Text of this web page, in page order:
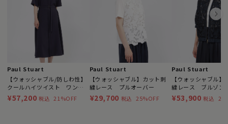
Paul Stuart
【ウォッシャブル/防しわ性】
クールハイツイスト ワンピ
ース
¥57,200 税込 21%OFF
Paul Stuart
【ウォッシャブル】カット刺
繍レース プルオーバー
¥29,700 税込 25%OFF
Paul Stuart
【ウォッシャブル】
繍レース ブルゾン
¥53,900 税込